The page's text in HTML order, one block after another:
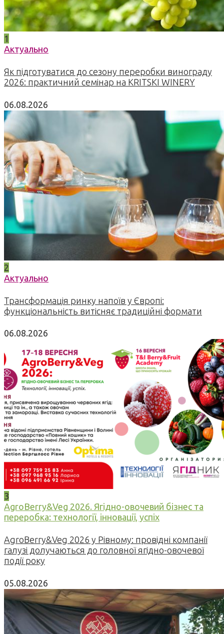
1
Актуально
Як підготуватися до сезону переробки винограду
2026: практичний семінар на KRITSKI WINERY
06.08.2026
2
Актуально
Трансформація ринку напоїв у Європі:
функціональність витісняє традиційні формати
06.08.2026
3
AgroBerry&Veg 2026. Ягідно-овочевий бізнес та
переробка: технології, інновації, успіх
AgroBerry&Veg 2026 у Рівному: провідні компанії
галузі долучаються до головної ягідно-овочевої
події року
05.08.2026